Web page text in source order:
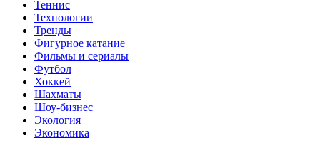
Теннис
Технологии
Тренды
Фигурное катание
Фильмы и сериалы
Футбол
Хоккей
Шахматы
Шоу-бизнес
Экология
Экономика